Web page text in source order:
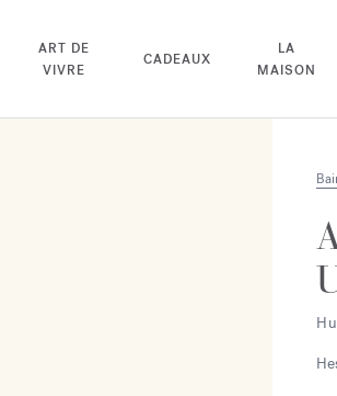
ART DE
VIVRE
CADEAUX
LA
MAISON